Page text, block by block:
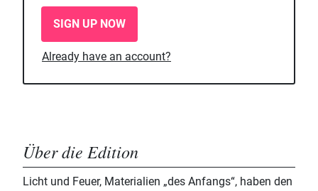
SIGN UP NOW
Already have an account?
Über die Edition
Licht und Feuer, Materialien „des Anfangs“, haben den